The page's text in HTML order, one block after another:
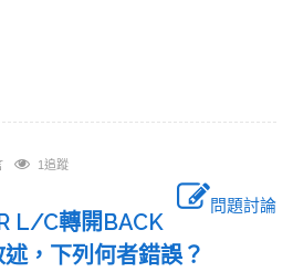
1追蹤
問題討論
L/C轉開BACK
，下列何者錯誤？